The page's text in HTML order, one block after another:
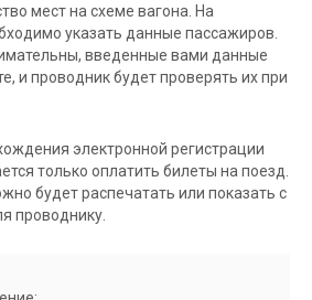
мест на схеме вагона. На
указать данные пассажиров.
введенные вами данные
и проводник будет проверять их при
электронной регистрации
только оплатить билеты на поезд.
будет распечатать или показать с
проводнику.